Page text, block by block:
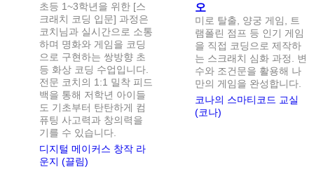
초등 1~3학년을 위한 [스
크래치 코딩 입문] 과정은
코치님과 실시간으로 소통
하며 명화와 게임을 코딩
으로 구현하는 쌍방향 초
등 화상 코딩 수업입니다.
전문 코치의 1:1 밀착 피드
백을 통해 저학년 아이들
도 기초부터 탄탄하게 컴
퓨팅 사고력과 창의력을
기를 수 있습니다.
디지털 메이커스 창작 라
운지 (끌림)
오
미로 탈출, 양궁 게임, 트
램폴린 점프 등 인기 게임
을 직접 코딩으로 제작하
는 스크래치 심화 과정. 변
수와 조건문을 활용해 나
만의 게임을 완성합니다.
코나의 스마티코드 교실
(코나)